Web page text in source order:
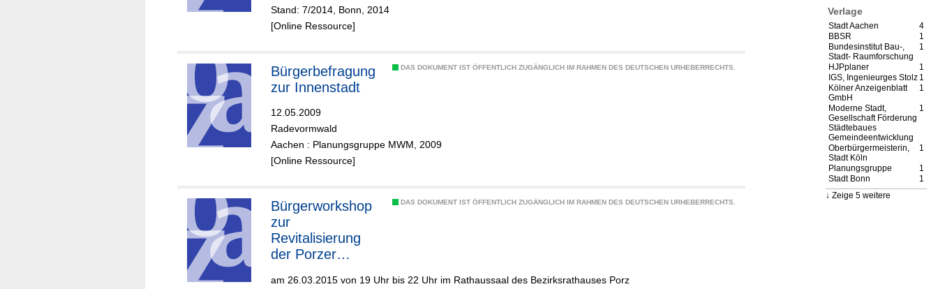
Verlage
4
Stadt Aachen
1
BBSR
1
Bundesinstitut Bau-,
Stadt- Raumforschung
1
HJPplaner
1
IGS, Ingenieurges Stolz
1
Kölner Anzeigenblatt
GmbH
1
Moderne Stadt,
Gesellschaft Förderung
Städtebaues
Gemeindeentwicklung
1
Oberbürgermeisterin,
Stadt Köln
1
Planungsgruppe
1
Stadt Bonn
Zeige 5 weitere
Stand: 7/2014, Bonn, 2014
[Online Ressource]
DAS DOKUMENT IST ÖFFENTLICH ZUGÄNGLICH IM RAHMEN DES DEUTSCHEN URHEBERRECHTS.
Bürgerbefragung
zur Innenstadt
12.05.2009
Radevormwald
Aachen : Planungsgruppe MWM, 2009
[Online Ressource]
DAS DOKUMENT IST ÖFFENTLICH ZUGÄNGLICH IM RAHMEN DES DEUTSCHEN URHEBERRECHTS.
Bürgerworkshop
zur
Revitalisierung
der Porzer
am 26.03.2015 von 19 Uhr bis 22 Uhr im Rathaussaal des Bezirksrathauses Porz